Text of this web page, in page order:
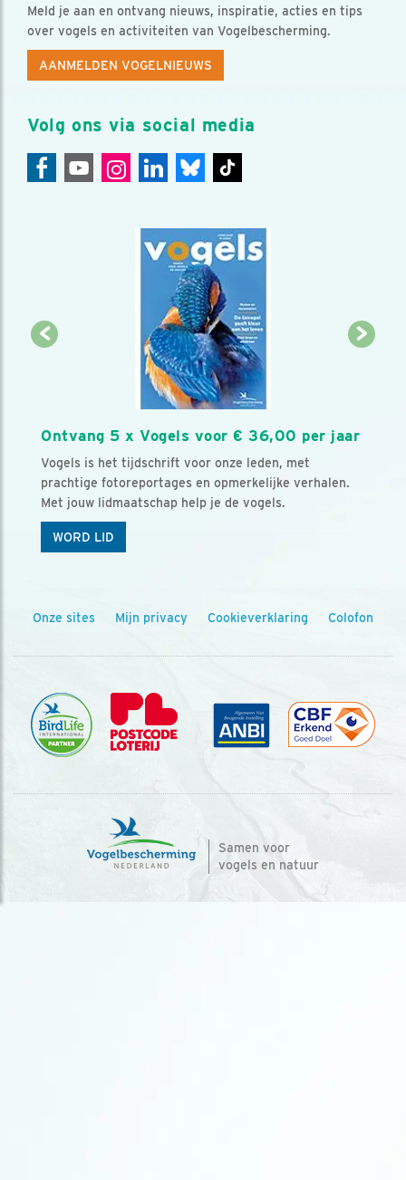
Meld je aan en ontvang nieuws, inspiratie, acties en tips
over vogels en activiteiten van Vogelbescherming.
AANMELDEN VOGELNIEUWS
Volg ons via social media
Ontvang 5 x Vogels voor € 36,00 per jaar
Vogels is het tijdschrift voor onze leden, met
prachtige fotoreportages en opmerkelijke verhalen.
Met jouw lidmaatschap help je de vogels.
WORD LID
Onze sites Mijn privacy Cookieverklaring Colofon
Samen voor
vogels en natuur